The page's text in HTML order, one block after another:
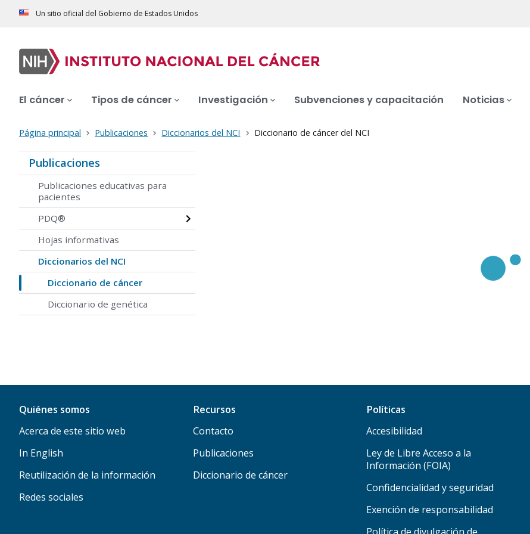
Un sitio oficial del Gobierno de Estados Unidos
El cáncer Tipos de cáncer Investigación Subvenciones y capacitación Noticias
Página principal Publicaciones Diccionarios del NCI Diccionario de cáncer del NCI
Publicaciones
Publicaciones educativas para
pacientes
PDQ®
Hojas informativas
Diccionarios del NCI
Diccionario de cáncer
Diccionario de genética
Quiénes somos
Acerca de este sitio web
In English
Reutilización de la información
Redes sociales
Recursos
Contacto
Publicaciones
Diccionario de cáncer
Políticas
Accesibilidad
Ley de Libre Acceso a la
Información (FOIA)
Confidencialidad y seguridad
Exención de responsabilidad